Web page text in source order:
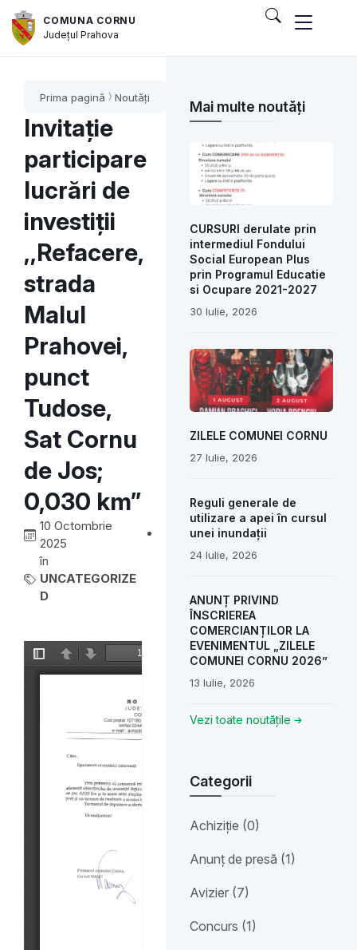
COMUNA CORNU
JudețulPrahova
Prima pagină Noutăți
Invitație
participare
lucrări de
investiții
,,Refacere,
strada
Malul
Prahovei,
punct
Tudose,
Sat Cornu
de Jos;
0,030 km”
10 Octombrie
2025
în
UNCATEGORIZE
D
Mai multe noutăți
CURSURI derulate prin
intermediul Fondului
Social European Plus
prin Programul Educatie
si Ocupare 2021-2027
30 Iulie, 2026
ZILELE COMUNEI CORNU
27 Iulie, 2026
Reguli generale de
utilizare a apei în cursul
unei inundații
24 Iulie, 2026
ANUNȚ PRIVIND
ÎNSCRIEREA
COMERCIANȚILOR LA
EVENIMENTUL „ZILELE
COMUNEI CORNU 2026”
13 Iulie, 2026
Vezi toate noutățile
Categorii
Achiziție (0)
Anunț de presă (1)
Avizier (7)
Concurs (1)